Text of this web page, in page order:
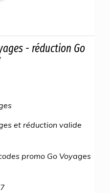
- réduction Go
et réduction valide
promo Go Voyages